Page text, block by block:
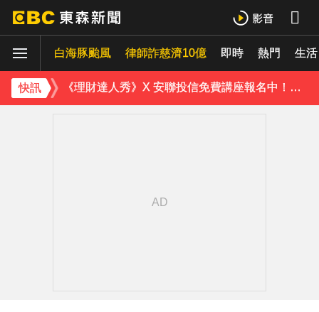
白海豚颱風 律師詐慈濟10億 即時 熱門 生活
快訊
下載東森App，隨時掌握天下大小事！
《理財達人秀》X 安聯投信免費講座報名中！搶先卡位 2027